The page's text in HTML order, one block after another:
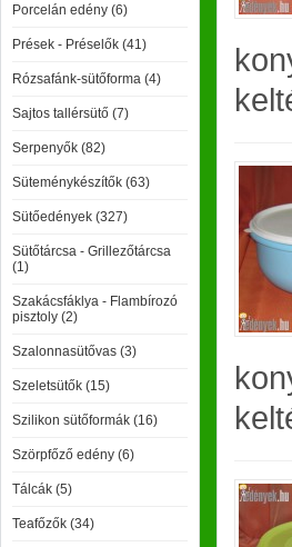
Porcelán edény (6)
Prések - Préselők (41)
Rózsafánk-sütőforma (4)
Sajtos tallérsütő (7)
Serpenyők (82)
Süteménykészítők (63)
Sütőedények (327)
Sütőtárcsa - Grillezőtárcsa
(1)
Szakácsfáklya - Flambírozó
pisztoly (2)
Szalonnasütővas (3)
Szeletsütők (15)
Szilikon sütőformák (16)
Szörpfőző edény (6)
Tálcák (5)
Teafőzők (34)